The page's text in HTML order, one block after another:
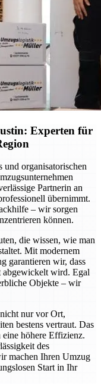
Experten für
organisatorischen
Partnerin an
übernimmt.
– wir sorgen
können.
die wissen, wie man
Mit modernem
garantieren wir, dass
wird. Egal
Objekte – wir
nur vor Ort,
bestens vertraut. Das
höhere Effizienz.
des
machen Ihren Umzug
Start in Ihr